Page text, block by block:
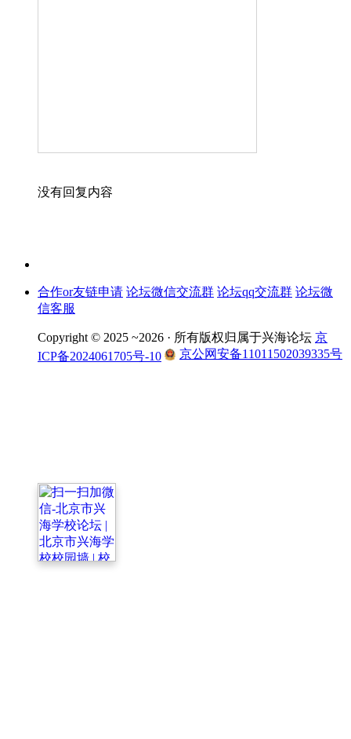
没有回复内容
合作or友链申请 论坛微信交流群 论坛qq交流群 论坛微
信客服
Copyright © 2025 ~2026 · 所有版权归属于兴海论坛 京
ICP备2024061705号-10
京公网安备11011502039335号